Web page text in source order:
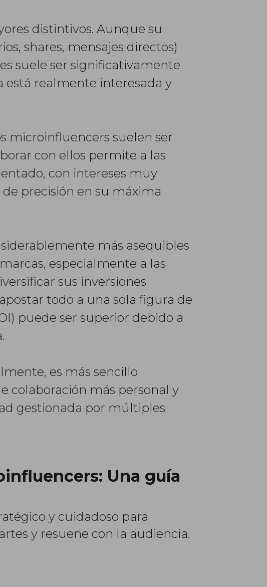
distintivos. Aunque su
shares, mensajes directos)
suele ser significativamente
está realmente interesada y
microinfluencers suelen ser
con ellos permite a las
con intereses muy
precisión en su máxima
más asequibles
especialmente a las
sus inversiones
todo a una sola figura de
puede ser superior debido a
es más sencillo
colaboración más personal y
gestionada por múltiples
Una guía
y cuidadoso para
y resuene con la audiencia.